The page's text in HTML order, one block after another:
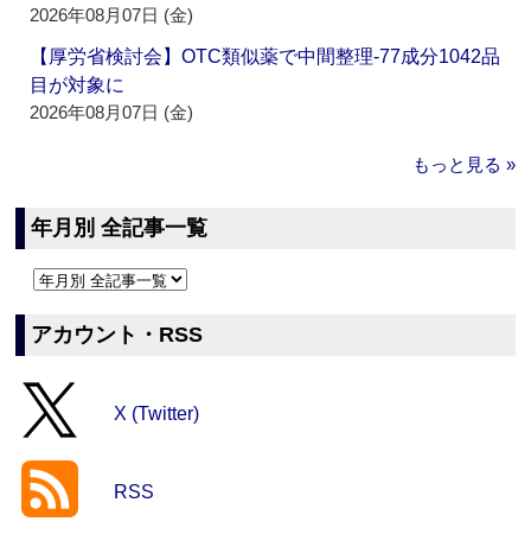
2026年08月07日 (金)
【厚労省検討会】OTC類似薬で中間整理‐77成分1042品
目が対象に
2026年08月07日 (金)
もっと見る »
年月別 全記事一覧
アカウント・RSS
X (Twitter)
RSS